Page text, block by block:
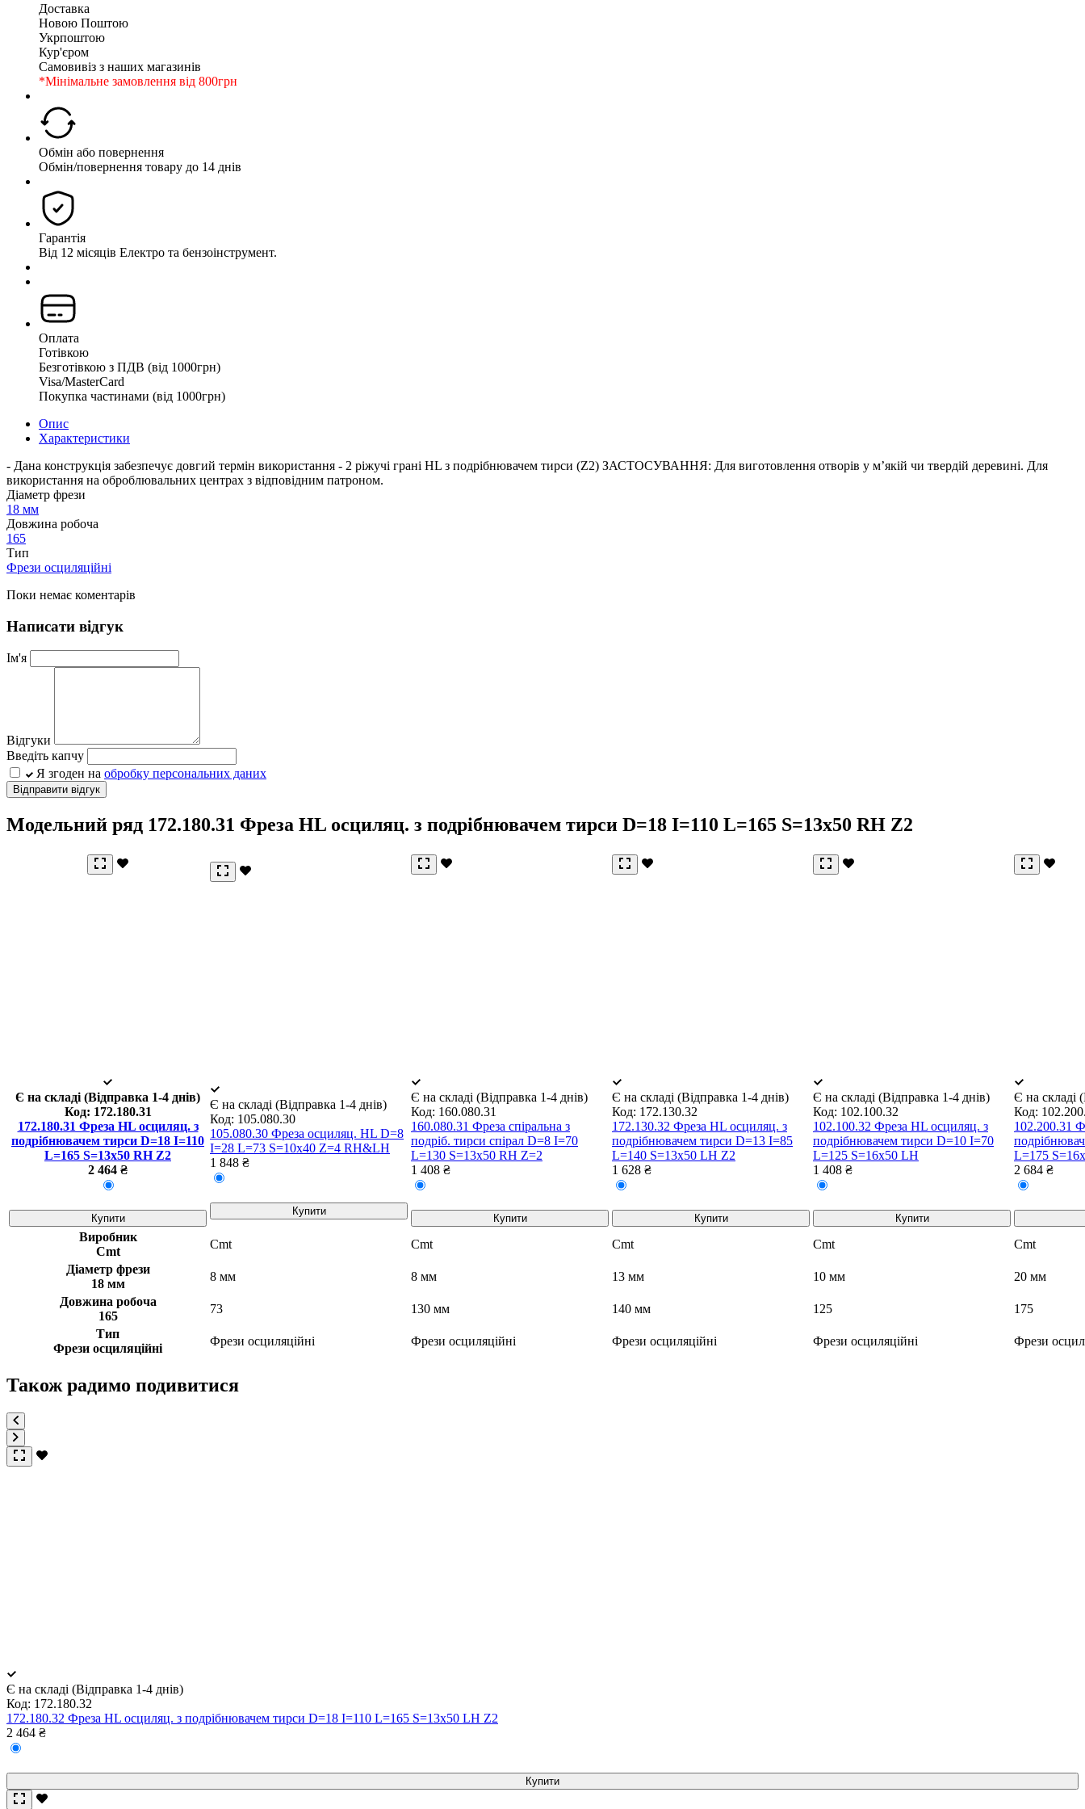
Доставка
Новою Поштою
Укрпоштою
Кур'єром
Самовивіз з наших магазинів
*Мінімальне замовлення від 800грн
Обмін або повернення
Обмін/повернення товару до 14 днів
Гарантія
Від 12 місяців Електро та бензоінструмент.
Оплата
Готівкою
Безготівкою з ПДВ (від 1000грн)
Visa/MasterCard
Покупка частинами (від 1000грн)
Опис
Характеристики
- Дана конструкція забезпечує довгий термін використання - 2 ріжучі грані HL з подрібнювачем тирси (Z2) ЗАСТОСУВАННЯ: Для виготовлення отворів у м’якій чи твердій деревині. Для
використання на оброблювальних центрах з відповідним патроном.
Діаметр фрези
18 мм
Довжина робоча
165
Тип
Фрези осциляційні
Поки немає коментарів
Написати відгук
Ім'я
Відгуки
Введіть капчу
Я згоден на обробку персональних даних
Відправити відгук
Модельний ряд 172.180.31 Фреза HL осциляц. з подрібнювачем тирси D=18 I=110 L=165 S=13x50 RH Z2
Є на складі (Відправка 1-4 днів)
Код: 172.180.31
172.180.31 Фреза HL осциляц. з
подрібнювачем тирси D=18 I=110
L=165 S=13x50 RH Z2
2 464 ₴
Купити
Є на складі (Відправка 1-4 днів)
Код: 105.080.30
105.080.30 Фреза осциляц. HL D=8
I=28 L=73 S=10x40 Z=4 RH&LH
1 848 ₴
Купити
Є на складі (Відправка 1-4 днів)
Код: 160.080.31
160.080.31 Фреза спіральна з
подріб. тирси спірал D=8 I=70
L=130 S=13x50 RH Z=2
1 408 ₴
Купити
Є на складі (Відправка 1-4 днів)
Код: 172.130.32
172.130.32 Фреза HL осциляц. з
подрібнювачем тирси D=13 I=85
L=140 S=13x50 LH Z2
1 628 ₴
Купити
Є на складі (Відправка 1-4 днів)
Код: 102.100.32
102.100.32 Фреза HL осциляц. з
подрібнювачем тирси D=10 I=70
L=125 S=16x50 LH
1 408 ₴
Купити
Є на складі
Код:
102.200.31
L=175
2 684 ₴
Виробник
Cmt
Cmt Cmt Cmt Cmt
Cmt
Діаметр фрези
18 мм
8 мм 8 мм 13 мм 10 мм
20 мм
Довжина робоча
165
73 130 мм 140 мм 125
175
Тип
Фрези осциляційні
Фрези осциляційні Фрези осциляційні Фрези осциляційні Фрези осциляційні Фрези
Також радимо подивитися
Є на складі (Відправка 1-4 днів)
Код: 172.180.32
172.180.32 Фреза HL осциляц. з подрібнювачем тирси D=18 I=110 L=165 S=13x50 LH Z2
2 464 ₴
Купити